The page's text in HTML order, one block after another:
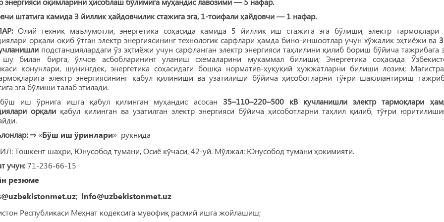
штатига камида 3 йиллик ҳайдовчилик стажига эга, 1-тоифали ҳайдовчи — 1 нафар.
Олий техник маълумотли, энергетика соҳасида камида 5 йиллик иш стажига эга бўлиши, электр тармоқлари
орқали оқиб ўтган электр энергиясининг технологик сарфлари ҳамда бино-иншоотлар учун хўжалик эҳтиёжи ва
подстанциялардаги ўз эҳтиёжи учун сарфланган электр энергияси таҳлилини қилиб бориш бўйича тажрибага
билан бирга, ўлчов асбобларининг уланиш схемаларини мукаммал билиши; Энергетика соҳасида
қонунлари, шунингдек, энергетика соҳасидаги бошқа норматив-ҳуқуқий ҳужжатларни билиши лозим;
электр энергиясининг қабул қилиниши ва узатилиши бўйича ҳисоботларни тўғри шакллантириш
эга бўлиши талаб этилади.
иш ўрнига ишга қабул қилинган муҳандис асосан 35–110–220–500 кВ кучланишли электр тармоқлари
орқали қабул қилинган ва узатилган электр энергияси бўйича ҳисоботларни таҳлил қилиб, тўғри
⇒ «Бўш иш ўринлари» рукнида
Тошкент шаҳри, Юнусобод тумани, Осиё кўчаси, 42-уй. Мўлжал: Юнусобод тумани ҳокимияти.
учун:71-236-66-15
резюме
; info@uzbekistonmet.uz
Республикаси Меҳнат кодексига мувофиқ расмий ишга жойлашиш;